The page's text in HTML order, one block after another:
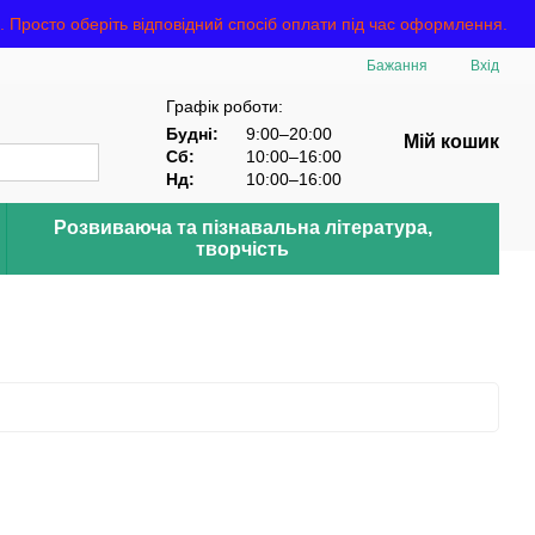
оберіть відповідний спосіб оплати під час оформлення.
Бажання Вхід
Графік роботи:
Будні:
9:00–20:00
Сб:
10:00–16:00
Нд:
10:00–16:00
Мій кошик
Розвиваюча та пізнавальна література,
творчість